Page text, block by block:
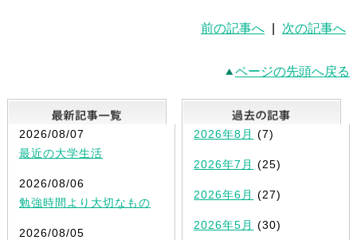
前の記事へ 次の記事へ
ページの先頭へ戻る
最新記事一覧
2026/08/07
最近の大学生活
2026/08/06
勉強時間より大切なもの
2026/08/05
2026年8月 (7)
2026年7月 (25)
2026年6月 (27)
2026年5月 (30)